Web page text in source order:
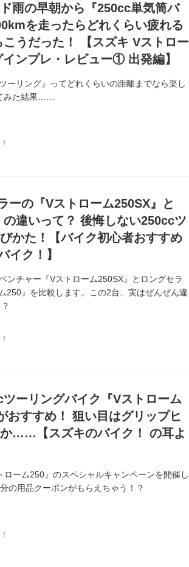
雨の早朝から『250cc単気筒バ
を走ったらどれくらい疲れる
うだった！ 【スズキ Vストロー
ンプレ・レビュー① 出発編】
ーリング』ってどれくらいの距離までなら楽し
みた結果……
ーの『Vストローム250SX』と
の違いって？ 後悔しない250ccツ
かた！【バイク初心者おすすめ
イク！】
ンチャー『Vストローム250SX』とロングセラ
250』を比較します。この2台、実はぜんぜん違
ツーリングバイク『Vストローム
おすすめ！ 狙い目はグリップヒ
……【スズキのバイク！ の耳よ
ローム250』のスペシャルキャンペーンを開催し
の用品クーポンがもらえちゃう！？